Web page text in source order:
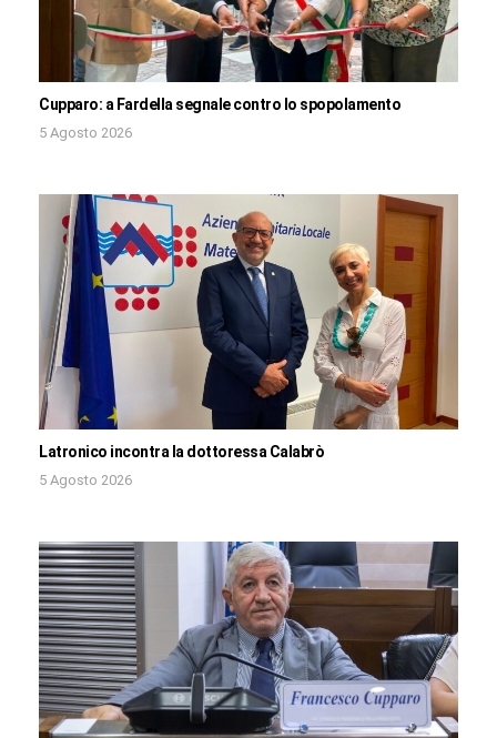
Cupparo: a Fardella segnale contro lo spopolamento
5 Agosto 2026
Latronico incontra la dottoressa Calabrò
5 Agosto 2026